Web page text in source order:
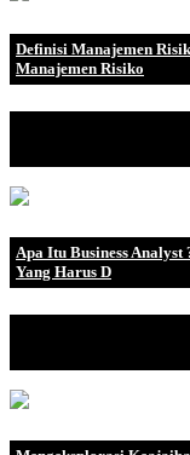
Definisi Manajemen
Manajemen Risiko
Apa Itu Business
Yang Harus D